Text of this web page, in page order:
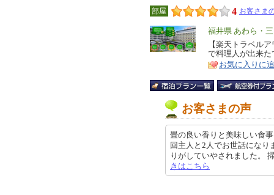
部屋 4 お客さま
エ
リ
ア
福井県 あわら・
特
徴
【楽天トラベル
で料理人が出来
お気に入りに
お客さまの声
畳の良い香りと美味しい食
回主人と2人でお世話にな
りがしていやされました。
きはこちら